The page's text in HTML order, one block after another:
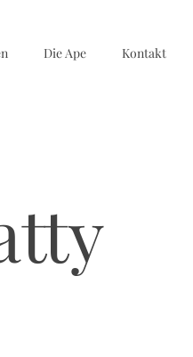
Die Ape Kontakt